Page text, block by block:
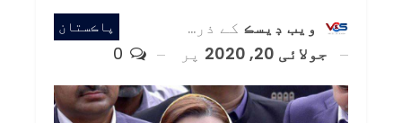
پاڪستان ويب ڊيسڪ کے ذریعہ
جولائی 20, 2020
پر